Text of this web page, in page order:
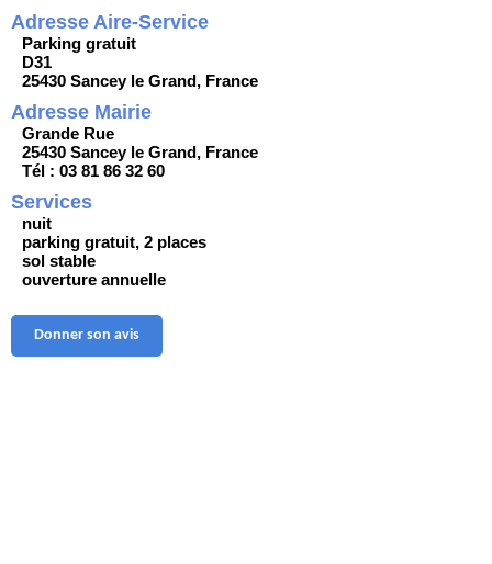
Adresse Aire-Service
Parking gratuit
D31
25430 Sancey le Grand, France
Adresse Mairie
Grande Rue
25430 Sancey le Grand, France
Tél : 03 81 86 32 60
Services
nuit
parking gratuit, 2 places
sol stable
ouverture annuelle
Donner son avis